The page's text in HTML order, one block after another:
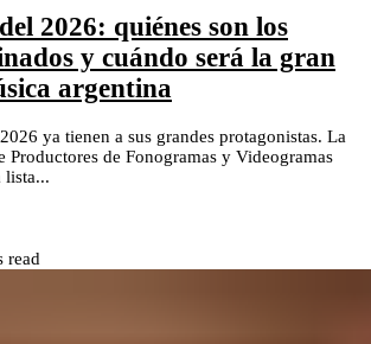
2026: quiénes son los
y cuándo será la gran
argentina
ya tienen a sus grandes protagonistas. La
Productores de Fonogramas y Videogramas
lista...
read